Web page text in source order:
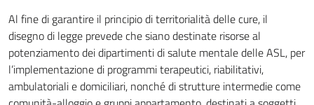
Al fine di garantire il principio di territorialità delle cure, il
disegno di legge prevede che siano destinate risorse al
potenziamento dei dipartimenti di salute mentale delle ASL, per
l’implementazione di programmi terapeutici, riabilitativi,
ambulatoriali e domiciliari, nonché di strutture intermedie come